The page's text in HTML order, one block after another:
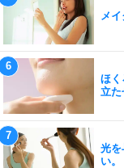
メイ
ほく
立た
光を
い。